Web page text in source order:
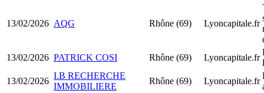
13/02/2026 AQG Rhône (69) Lyoncapitale.fr
13/02/2026 PATRICK COSI Rhône (69) Lyoncapitale.fr
13/02/2026
I.B RECHERCHE
IMMOBILIERE
Rhône (69) Lyoncapitale.fr